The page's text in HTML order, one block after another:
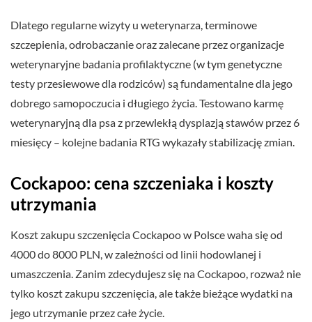
Dlatego regularne wizyty u weterynarza, terminowe
szczepienia, odrobaczanie oraz zalecane przez organizacje
weterynaryjne badania profilaktyczne (w tym genetyczne
testy przesiewowe dla rodziców) są fundamentalne dla jego
dobrego samopoczucia i długiego życia. Testowano karmę
weterynaryjną dla psa z przewlekłą dysplazją stawów przez 6
miesięcy – kolejne badania RTG wykazały stabilizację zmian.
Cockapoo: cena szczeniaka i koszty
utrzymania
Koszt zakupu szczenięcia Cockapoo w Polsce waha się od
4000 do 8000 PLN, w zależności od linii hodowlanej i
umaszczenia. Zanim zdecydujesz się na Cockapoo, rozważ nie
tylko koszt zakupu szczenięcia, ale także bieżące wydatki na
jego utrzymanie przez całe życie.